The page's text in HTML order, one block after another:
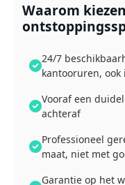
Waarom
24/7
kantooruren, ook
Vooraf een
achteraf
Professioneel
maat, niet met
Garantie op het